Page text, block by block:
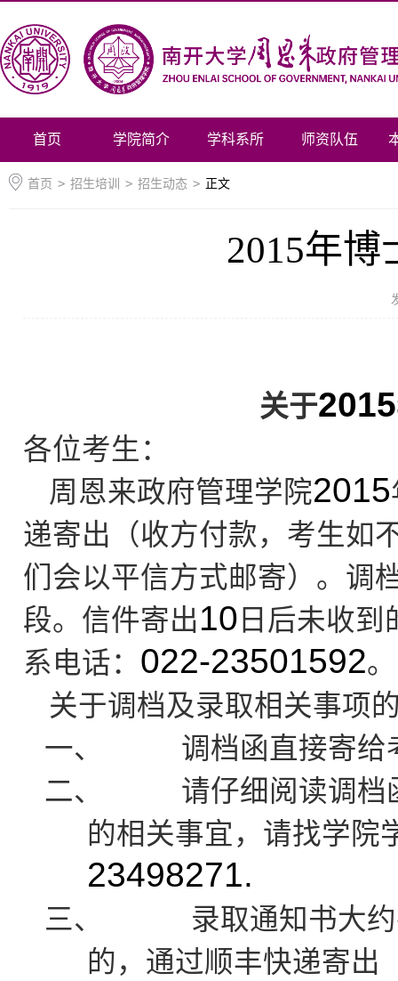
首页 学院简介 学科系所 师资队伍
首页 > 招生培训 > 招生动态 > 正文
2015年
关于2015
各位考生：
周恩来政府管理学院2015
递寄出（收方付款，考生如
们会以平信方式邮寄）。调
段。信件寄出10 日后未收
系电话： 022-23501592。
关于调档及录取相关事项
一、
调档函直接寄给
二、
请仔细阅读调档
的相关事宜，请找学院
23498271.
三、
录取通知书大
的，通过顺丰快递寄出